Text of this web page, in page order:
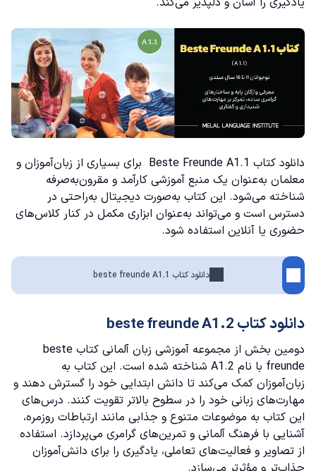
دانلود کتاب Beste Freunde A1.1 برای بسیاری از زبان‌آموزان و
معلمان به‌عنوان یک منبع آموزشی کارآمد و مقرون‌به‌صرفه
شناخته می‌شود. این کتاب به‌صورت دیجیتال به‌راحتی در
دسترس است و می‌تواند به‌عنوان ابزاری مکمل در کنار کلاس‌های
حضوری یا آنلاین استفاده شود.
دانلود کتاب beste freunde A1.1
دانلود کتاب beste freunde A1.2
دومین بخش از مجموعه آموزشی زبان آلمانی کتاب beste
freunde با نام A1.2 شناخته شده است. این کتاب به
زبان‌آموزان کمک می‌کند تا دانش ابتدایی خود را گسترش دهند و
مهارت‌های زبانی خود را در سطوح بالاتر تقویت کنند. درس‌های
این کتاب به موضوعات متنوع و جذابی مانند ارتباطات روزمره،
آشنایی با فرهنگ آلمانی و تمرین‌های گرامری می‌پردازد. استفاده
از تصاویر و فعالیت‌های تعاملی، یادگیری را برای دانش‌آموزان